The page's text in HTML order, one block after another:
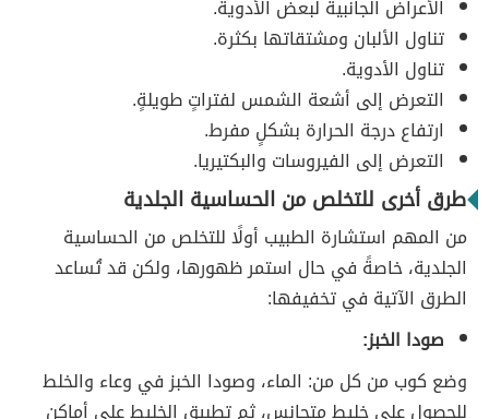
الأعراض الجانبية لبعض الأدوية.
تناول الألبان ومشتقاتها بكثرة.
تناول الأدوية.
التعرض إلى أشعة الشمس لفتراتٍ طويلةٍ.
ارتفاع درجة الحرارة بشكلٍ مفرط.
التعرض إلى الفيروسات والبكتيريا.
طرق أخرى للتخلص من الحساسية الجلدية
من المهم استشارة الطبيب أولًا للتخلص من الحساسية
الجلدية، خاصةً في حال استمر ظهورها، ولكن قد تُساعد
الطرق الآتية في تخفيفها:
صودا الخبز:
وضع كوب من كل من: الماء، وصودا الخبز في وعاء والخلط
للحصول على خليط متجانس، ثم تطبيق الخليط على أماكن